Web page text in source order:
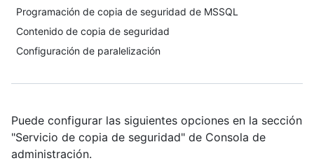
Programación de copia de seguridad de MSSQL
Contenido de copia de seguridad
Configuración de paralelización
Puede configurar las siguientes opciones en la sección
"Servicio de copia de seguridad" de Consola de
administración.